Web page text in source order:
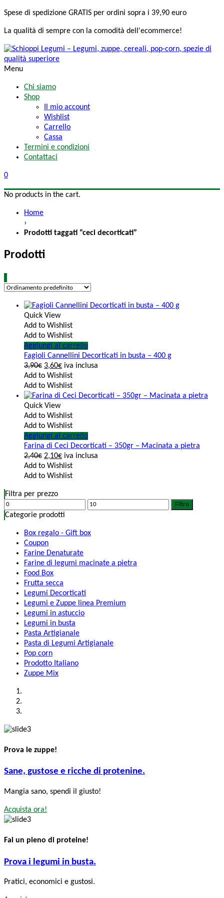
Spese di spedizione GRATIS per ordini sopra i 39,90 euro
La qualità di sempre con la comodità dell'ecommerce!
Menu
Chi siamo
Shop
Il mio account
Wishlist
Carrello
Cassa
Termini e condizioni
Contattaci
0
No products in the cart.
Home
›
Prodotti taggati “ceci decorticati”
Prodotti
Quick View
Add to Wishlist
Add to Wishlist
Aggiungi al carrello
Fagioli Cannellini Decorticati in busta – 400 g
3,90€ 3,60€ iva inclusa
Add to Wishlist
Add to Wishlist
Quick View
Add to Wishlist
Add to Wishlist
Aggiungi al carrello
Farina di Ceci Decorticati – 350gr – Macinata a pietra
2,40€ 2,10€ iva inclusa
Add to Wishlist
Add to Wishlist
Filtra per prezzo
Filtro
Categorie prodotti
Box regalo - Gift box
Coupon
Farine Denaturate
Farine di legumi macinate a pietra
Food Box
Frutta secca
Legumi Decorticati
Legumi e Zuppe linea Premium
Legumi in astuccio
Legumi in busta
Pasta Artigianale
Pasta di Legumi Artigianale
Pop corn
Prodotto Italiano
Zuppe Mix
Prova le zuppe!
Sane, gustose e ricche di protenine.
Mangia sano, spendi il giusto!
Acquista ora!
Fai un pieno di proteine!
Prova i legumi in busta.
Pratici, economici e gustosi.